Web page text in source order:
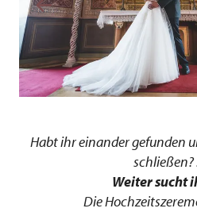
Habt ihr einander gefunden
Weiter sucht
Die